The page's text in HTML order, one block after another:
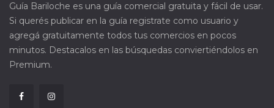
Guía Bariloche es una guía comercial gratuita y fácil de usar.
Si querés publicar en la guía registrate como usuario y
agregá gratuitamente todos tus comercios en pocos
minutos. Destacalos en las búsquedas conviertiéndolos en
Premium.